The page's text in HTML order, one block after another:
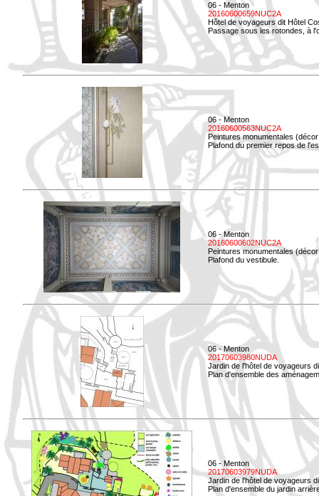
06 - Menton
20160600659NUC2A
Hôtel de voyageurs dit Hôtel
Passage sous les rotondes, à
06 - Menton
20160600563NUC2A
Peintures monumentales
Plafond du premier repos de
06 - Menton
20160600602NUC2A
Peintures monumentales
Plafond du vestibule.
06 - Menton
20170603980NUDA
Jardin de l'hôtel de voyageurs
Plan d'ensemble des
06 - Menton
20170603979NUDA
Jardin de l'hôtel de voyageurs
Plan d'ensemble du jardin